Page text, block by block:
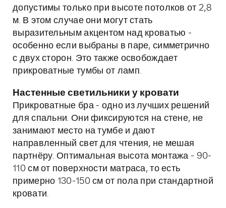
допустимы только при высоте потолков от 2,8
м. В этом случае они могут стать
выразительным акцентом над кроватью -
особенно если выбраны в паре, симметрично
с двух сторон. Это также освобождает
прикроватные тумбы от ламп.
Настенные светильники у кровати
Прикроватные бра - одно из лучших решений
для спальни. Они фиксируются на стене, не
занимают место на тумбе и дают
направленный свет для чтения, не мешая
партнёру. Оптимальная высота монтажа - 90-
110 см от поверхности матраса, то есть
примерно 130-150 см от пола при стандартной
кровати.